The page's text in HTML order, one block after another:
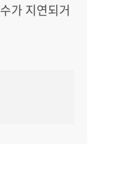
가 지연되거